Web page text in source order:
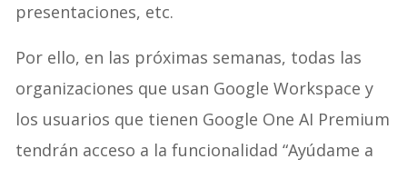
presentaciones, etc.
Por ello, en las próximas semanas, todas las
organizaciones que usan Google Workspace y
los usuarios que tienen Google One AI Premium
tendrán acceso a la funcionalidad “Ayúdame a